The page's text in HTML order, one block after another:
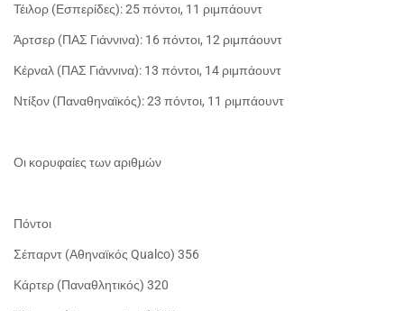
Τέιλορ (Εσπερίδες): 25 πόντοι, 11 ριμπάουντ
Άρτσερ (ΠΑΣ Γιάννινα): 16 πόντοι, 12 ριμπάουντ
Κέρναλ (ΠΑΣ Γιάννινα): 13 πόντοι, 14 ριμπάουντ
Ντίξον (Παναθηναϊκός): 23 πόντοι, 11 ριμπάουντ
Οι κορυφαίες των αριθμών
Πόντοι
Σέπαρντ (Αθηναϊκός Qualco) 356
Κάρτερ (Παναθλητικός) 320